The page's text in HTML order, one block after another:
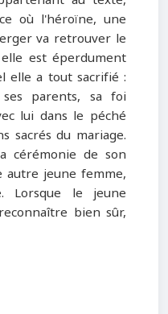
où l'héroïne, une
va retrouver le
est éperdument
elle a tout sacrifié :
parents, sa foi
lui dans le péché
sacrés du mariage.
cérémonie de son
autre jeune femme,
Lorsque le jeune
bien sûr,